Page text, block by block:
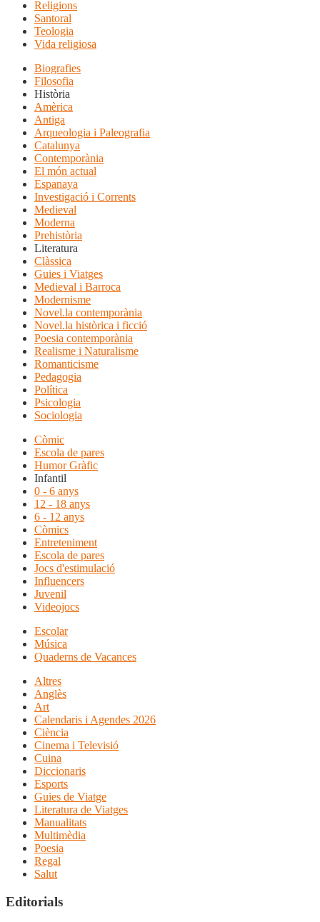
Religions
Santoral
Teologia
Vida religiosa
Biografies
Filosofia
Història
Amèrica
Antiga
Arqueologia i Paleografia
Catalunya
Contemporània
El món actual
Espanaya
Investigació i Corrents
Medieval
Moderna
Prehistòria
Literatura
Clàssica
Guies i Viatges
Medieval i Barroca
Modernisme
Novel.la contemporània
Novel.la històrica i ficció
Poesia contemporània
Realisme i Naturalisme
Romanticisme
Pedagogia
Política
Psicologia
Sociologia
Còmic
Escola de pares
Humor Gràfic
Infantil
0 - 6 anys
12 - 18 anys
6 - 12 anys
Còmics
Entreteniment
Escola de pares
Jocs d'estimulació
Influencers
Juvenil
Videojocs
Escolar
Música
Quaderns de Vacances
Altres
Anglès
Art
Calendaris i Agendes 2026
Ciència
Cinema i Televisió
Cuina
Diccionaris
Esports
Guies de Viatge
Literatura de Viatges
Manualitats
Multimèdia
Poesia
Regal
Salut
Editorials